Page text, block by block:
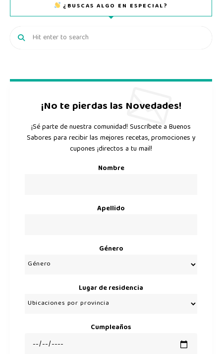
¿BUSCAS ALGO EN ESPECIAL?
¡No te pierdas las Novedades!
¡Sé parte de nuestra comunidad! Suscríbete a Buenos
Sabores para recibir las mejores recetas, promociones y
cupones ¡directos a tu mail!
Nombre
Apellido
Género
Lugar de residencia
Cumpleaños